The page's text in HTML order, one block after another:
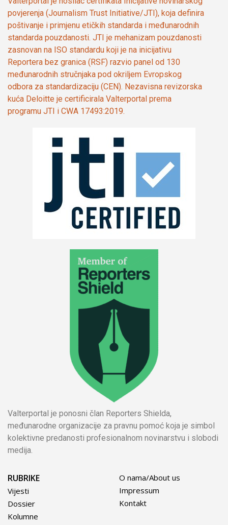
povjerenja (Journalism Trust Initiative/JTI), koja definira
poštivanje i primjenu etičkih standarda i međunarodnih
standarda pouzdanosti. JTI je mehanizam pouzdanosti
zasnovan na ISO standardu koji je na inicijativu
Reportera bez granica (RSF) razvio panel od 130
međunarodnih stručnjaka pod okriljem Evropskog
odbora za standardizaciju (CEN). Nezavisna revizorska
kuća Deloitte je certificirala Valterportal prema
programu JTI i CWA 17493:2019.
Valterportal je ponosni član Reporters Shielda,
međunarodne organizacije za pravnu pomoć koja je simbol
kolektivne predanosti profesionalnom novinarstvu i slobodi
medija.
RUBRIKE
Vijesti
Dossier
Kolumne
O nama/About us
Impressum
Kontakt